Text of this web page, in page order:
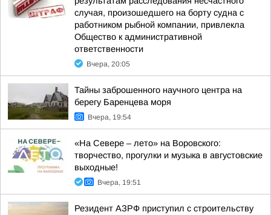
случая, произошедшего на борту судна с
работником рыбной компании, привлекла
Общество к административной
ответственности
Вчера, 20:05
Тайны заброшенного научного центра на
берегу Баренцева моря
Вчера, 19:54
«На Севере – лето» на Воровского:
творчество, прогулки и музыка в августовские
выходные!
Вчера, 19:51
Резидент АЗРФ приступил с строительству